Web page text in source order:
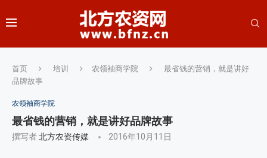
首页 培训 农领袖商学院
最省钱的营销，就是讲好
品牌故事
农领袖商学院
最省钱的营销，就是讲好品牌故事
撰写者北方农资传媒 2016年10月11日